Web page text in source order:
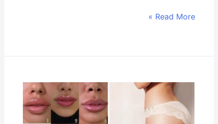
Read More »
الإجراءات
الطبية
التي